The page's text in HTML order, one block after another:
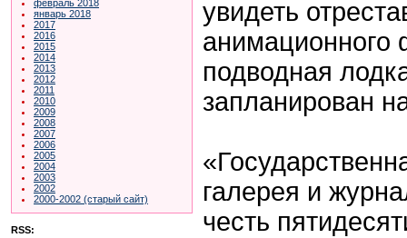
февраль 2018
январь 2018
2017
2016
2015
2014
2013
2012
2011
2010
2009
2008
2007
2006
2005
2004
2003
2002
2000-2002 (старый сайт)
RSS:
увидеть
подводная
запланирован
галерея и
честь